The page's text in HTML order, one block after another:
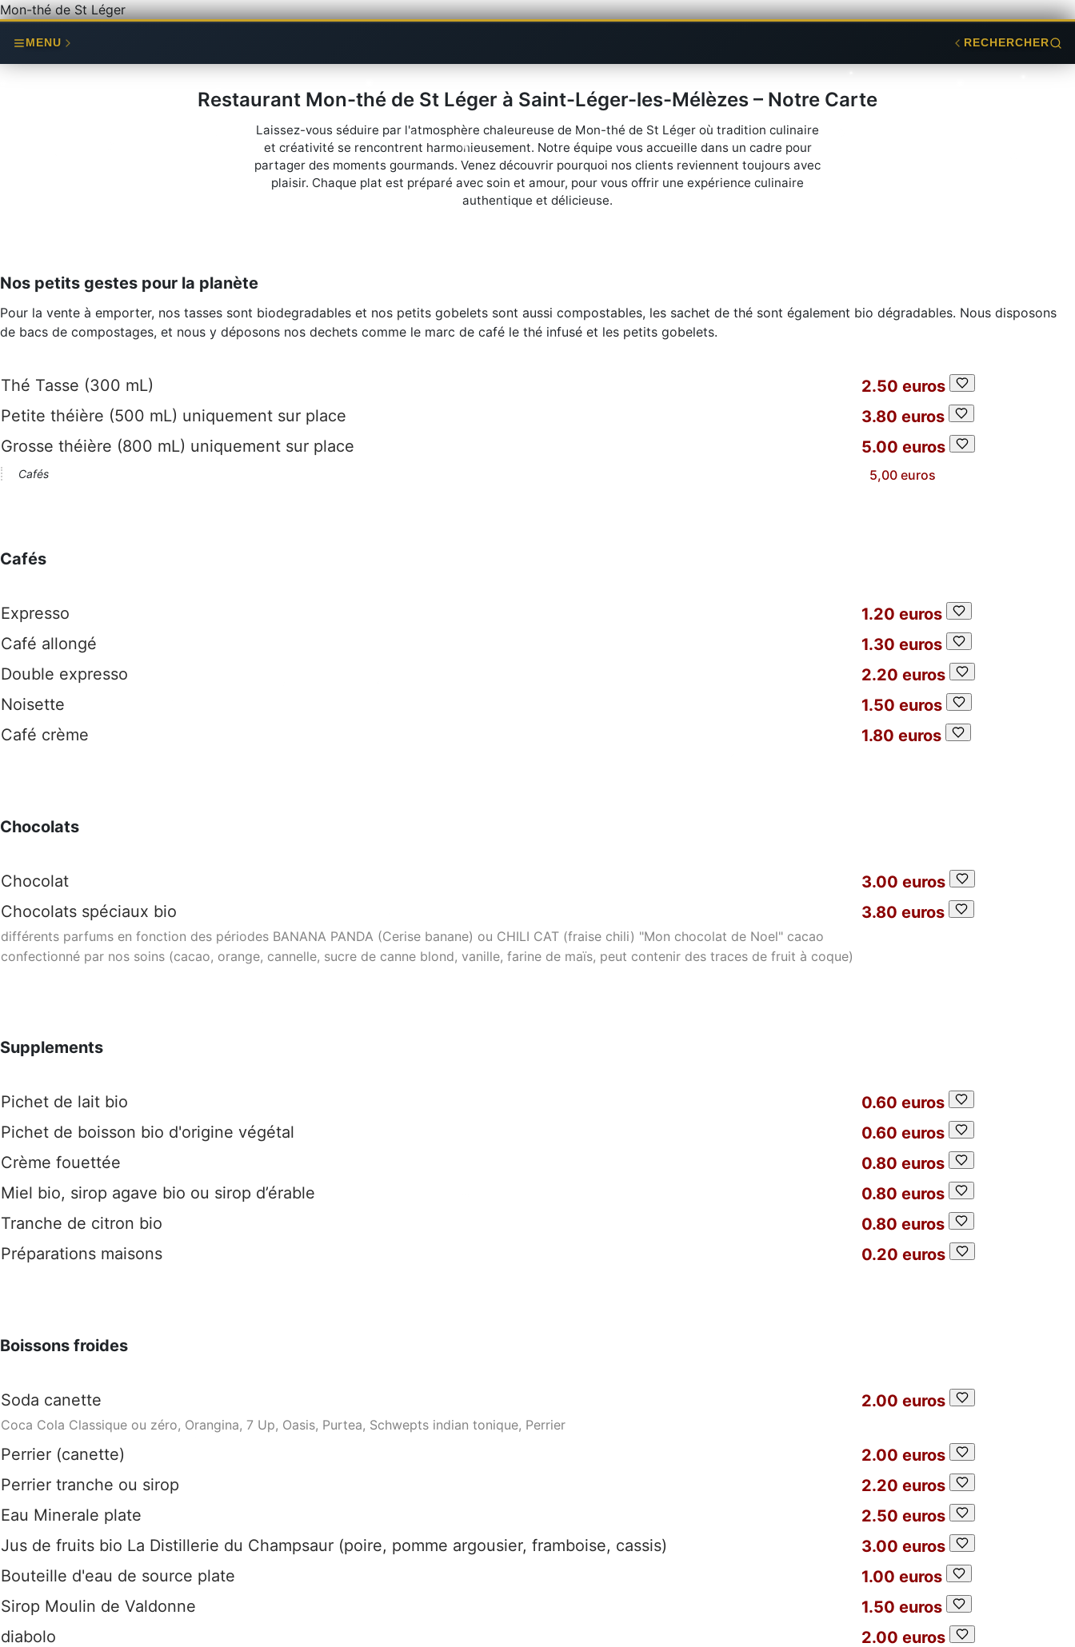
Mon-thé de St Léger
MENU RECHERCHER
Restaurant Mon-thé de St Léger à Saint-Léger-les-Mélèzes – Notre Carte
Laissez-vous séduire par l'atmosphère chaleureuse de Mon-thé de St Léger où tradition culinaire
et créativité se rencontrent harmonieusement. Notre équipe vous accueille dans un cadre pour
partager des moments gourmands. Venez découvrir pourquoi nos clients reviennent toujours avec
plaisir. Chaque plat est préparé avec soin et amour, pour vous offrir une expérience culinaire
authentique et délicieuse.
Nos petits gestes pour la planète
Pour la vente à emporter, nos tasses sont biodegradables et nos petits gobelets sont aussi compostables, les sachet de thé sont également bio dégradables. Nous disposons
de bacs de compostages, et nous y déposons nos dechets comme le marc de café le thé infusé et les petits gobelets.
Thé Tasse (300 mL)
2.50 euros
Petite théière (500 mL) uniquement sur place
3.80 euros
Grosse théière (800 mL) uniquement sur place
5.00 euros
Cafés 5,00 euros
Cafés
Expresso
1.20 euros
Café allongé
1.30 euros
Double expresso
2.20 euros
Noisette
1.50 euros
Café crème
1.80 euros
Chocolats
Chocolat
3.00 euros
Chocolats spéciaux bio
différents parfums en fonction des périodes BANANA PANDA (Cerise banane) ou CHILI CAT (fraise chili) "Mon chocolat de Noel" cacao
confectionné par nos soins (cacao, orange, cannelle, sucre de canne blond, vanille, farine de maïs, peut contenir des traces de fruit à coque)
3.80 euros
Supplements
Pichet de lait bio
0.60 euros
Pichet de boisson bio d'origine végétal
0.60 euros
Crème fouettée
0.80 euros
Miel bio, sirop agave bio ou sirop d’érable
0.80 euros
Tranche de citron bio
0.80 euros
Préparations maisons
0.20 euros
Boissons froides
Soda canette
Coca Cola Classique ou zéro, Orangina, 7 Up, Oasis, Purtea, Schwepts indian tonique, Perrier
2.00 euros
Perrier (canette)
2.00 euros
Perrier tranche ou sirop
2.20 euros
Eau Minerale plate
2.50 euros
Jus de fruits bio La Distillerie du Champsaur (poire, pomme argousier, framboise, cassis)
3.00 euros
Bouteille d'eau de source plate
1.00 euros
Sirop Moulin de Valdonne
1.50 euros
diabolo
2.00 euros